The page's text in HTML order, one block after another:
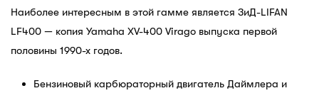
Наиболее интересным в этой гамме является ЗиД-LIFAN
LF400 — копия Yamaha XV-400 Virago выпуска первой
половины 1990-х годов.
Бензиновый карбюраторный двигатель Даймлера и